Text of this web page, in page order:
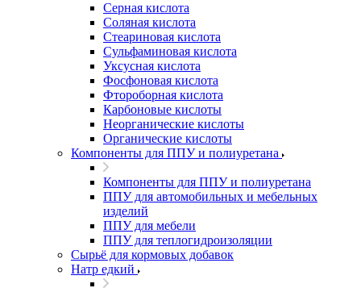
Серная кислота
Соляная кислота
Стеариновая кислота
Сульфаминовая кислота
Уксусная кислота
Фосфоновая кислота
Фтороборная кислота
Карбоновые кислоты
Неорганические кислоты
Органические кислоты
Компоненты для ППУ и полиуретана
Компоненты для ППУ и полиуретана
ППУ для автомобильных и мебельных
изделий
ППУ для мебели
ППУ для теплогидроизоляции
Сырьё для кормовых добавок
Натр едкий